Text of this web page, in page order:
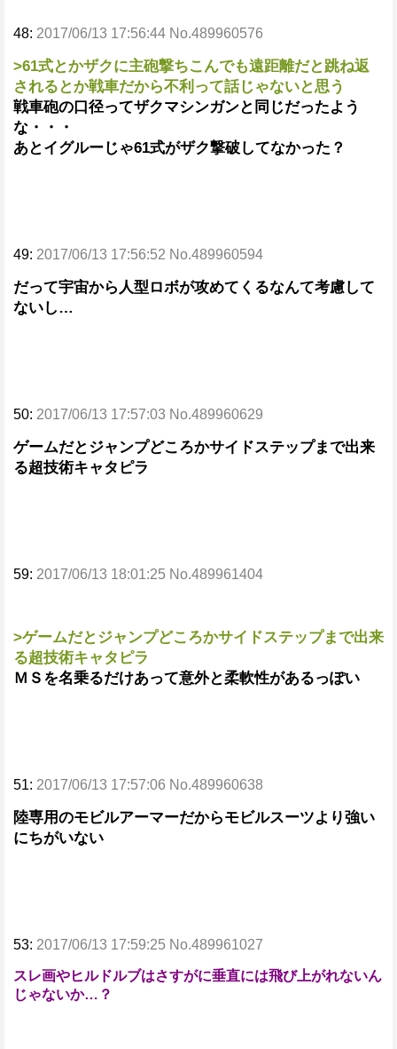
48: 2017/06/13 17:56:44 No.489960576
>61式とかザクに主砲撃ちこんでも遠距離だと跳ね返
されるとか戦車だから不利って話じゃないと思う
戦車砲の口径ってザクマシンガンと同じだったよう
な・・・
あとイグルーじゃ61式がザク撃破してなかった？
49: 2017/06/13 17:56:52 No.489960594
だって宇宙から人型ロボが攻めてくるなんて考慮して
ないし…
50: 2017/06/13 17:57:03 No.489960629
ゲームだとジャンプどころかサイドステップまで出来
る超技術キャタピラ
59: 2017/06/13 18:01:25 No.489961404
>ゲームだとジャンプどころかサイドステップまで出来
る超技術キャタピラ
ＭＳを名乗るだけあって意外と柔軟性があるっぽい
51: 2017/06/13 17:57:06 No.489960638
陸専用のモビルアーマーだからモビルスーツより強い
にちがいない
53: 2017/06/13 17:59:25 No.489961027
スレ画やヒルドルブはさすがに垂直には飛び上がれないん
じゃないか…？